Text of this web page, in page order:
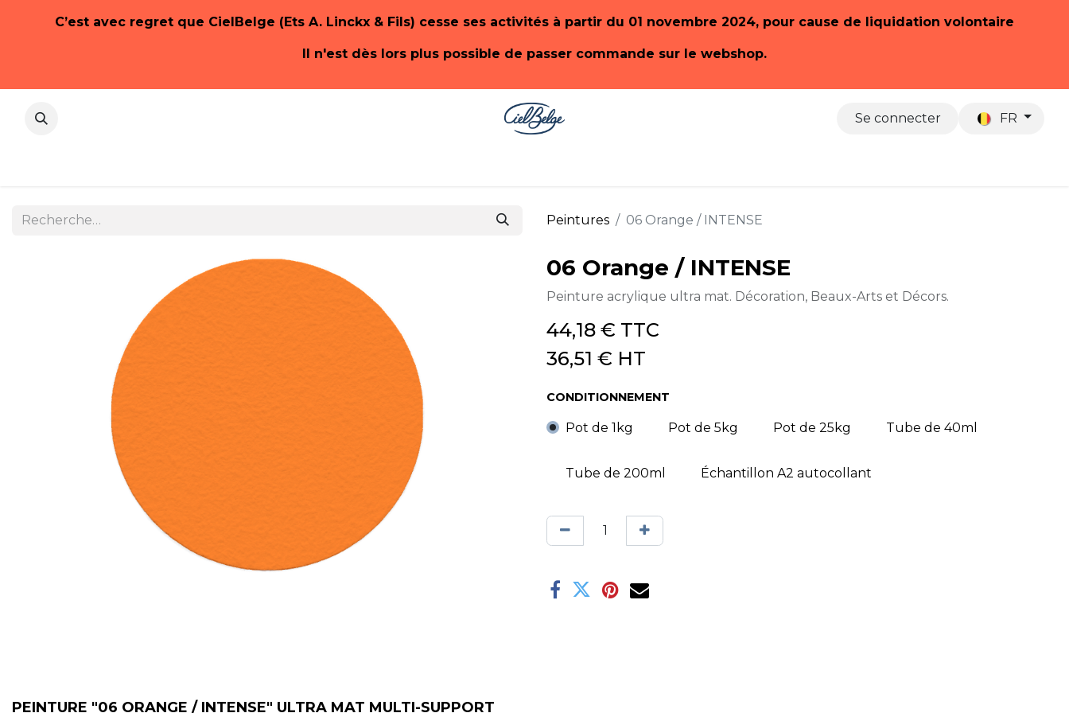
C’est avec regret que CielBelge (Ets A. Linckx & Fils) cesse ses activités à partir du 01 novembre 2024, pour cause de liquidation volontaire
Il n'est dès lors plus possible de passer commande sur le webshop.
Se connecter FR
Peintures 06 Orange / INTENSE
06 Orange / INTENSE
Peinture acrylique ultra mat. Décoration, Beaux-Arts et Décors.
44,18 € TTC
36,51 € HT
CONDITIONNEMENT
Pot de 1kg Pot de 5kg Pot de 25kg Tube de 40ml
Tube de 200ml Échantillon A2 autocollant
PEINTURE "06 ORANGE / INTENSE" ULTRA MAT MULTI-SUPPORT